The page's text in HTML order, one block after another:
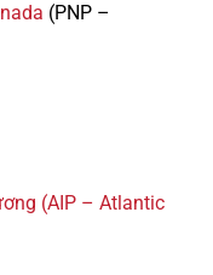
(PNP –
(AIP – Atlantic